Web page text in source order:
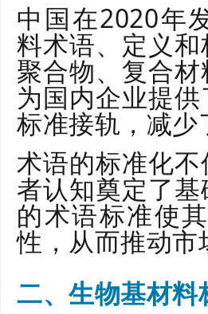
中国在2020年
料术语、定义
聚合物、复合
为国内企业提
标准接轨，减
术语的标准化
者认知奠定了
的术语标准使
性，从而推动
二、生物基材